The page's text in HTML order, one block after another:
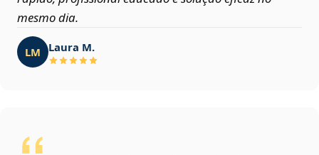
mesmo dia.
LM Laura M.